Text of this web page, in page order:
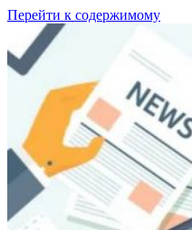
Перейти к содержимому